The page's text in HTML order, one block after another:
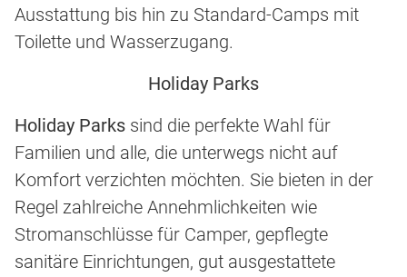
Ausstattung bis hin zu Standard-Camps mit
Toilette und Wasserzugang.
Holiday Parks
Holiday Parks sind die perfekte Wahl für
Familien und alle, die unterwegs nicht auf
Komfort verzichten möchten. Sie bieten in der
Regel zahlreiche Annehmlichkeiten wie
Stromanschlüsse für Camper, gepflegte
sanitäre Einrichtungen, gut ausgestattete